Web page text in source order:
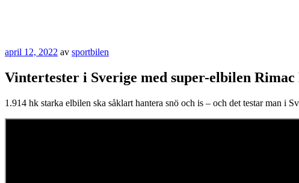
Publicerat
april 12, 2022 av sportbilen
Vintertester i Sverige med super-elbilen Rimac
1.914 hk starka elbilen ska såklart hantera snö och is – och det testar man i